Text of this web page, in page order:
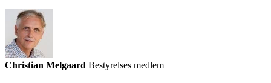
Christian Melgaard Bestyrelses medlem